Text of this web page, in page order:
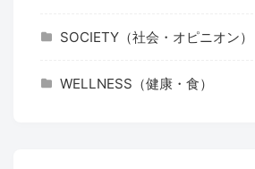
SOCIETY（社会・オピニオン）
WELLNESS（健康・食）